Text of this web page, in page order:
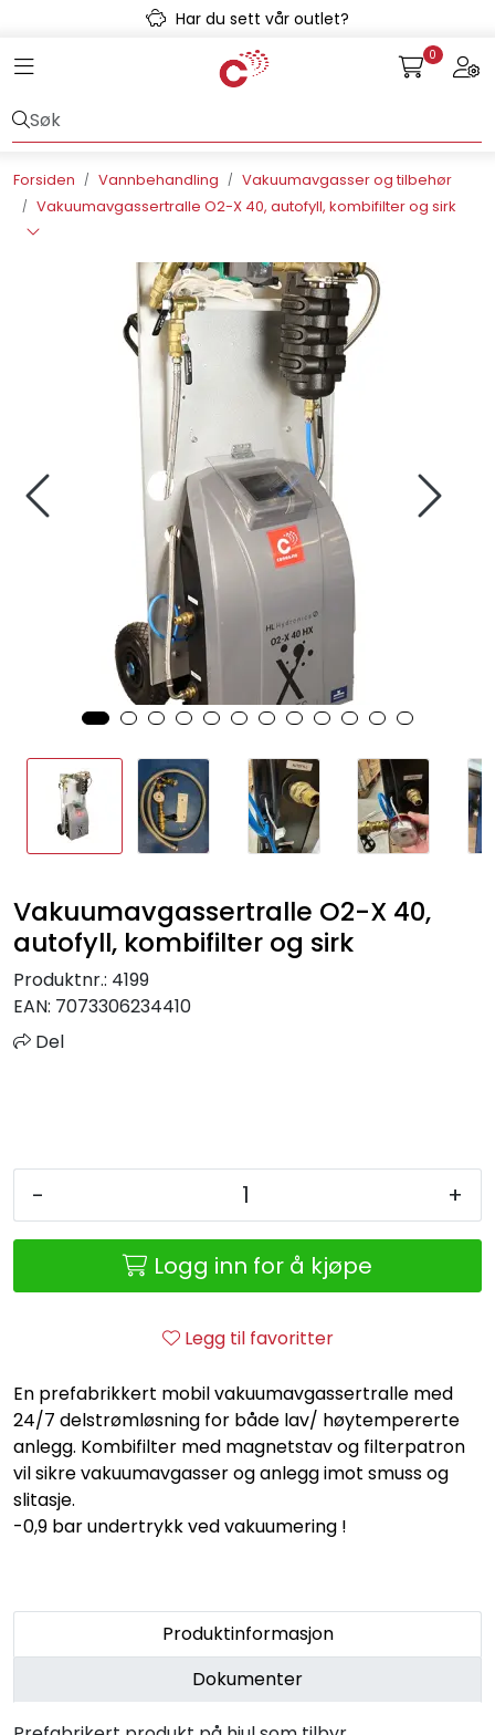
Skip to main contentHar du sett vår outlet?
Toggle navigation 0
Forsiden Vannbehandling
Vakuumavgasser og tilbehør
Vakuumavgassertralle O2-X 40, autofyll, kombifilter og sirk
Vakuumavgassertralle O2-X 40,
autofyll, kombifilter og sirk
Produktnr.: 4199
EAN: 7073306234410
Del
- +
Logg inn for å kjøpe
Legg til favoritter
En prefabrikkert mobil vakuumavgassertralle med
24/7 delstrømløsning for både lav/ høytempererte
anlegg. Kombifilter med magnetstav og filterpatron
vil sikre vakuumavgasser og anlegg imot smuss og
slitasje.
-0,9 bar undertrykk ved vakuumering !
Produktinformasjon
Dokumenter
Kulvert
Radonsikring
Sprinkler
Vannbehandling
Varmeanlegg
Outlet
Kontakt oss
Retur/reklamasjon